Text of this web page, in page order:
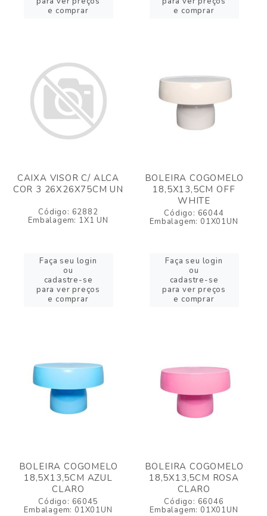
e comprar
e comprar
CAIXA VISOR C/ ALCA
COR 3 26X26X75CM UN
Código: 62882
Embalagem: 1X1 UN
Faça seu login
ou
cadastre-se
para ver preços
e comprar
BOLEIRA COGOMELO
18,5X13,5CM OFF
WHITE
Código: 66044
Embalagem: 01X01UN
Faça seu login
ou
cadastre-se
para ver preços
e comprar
BOLEIRA COGOMELO
18,5X13,5CM AZUL
CLARO
Código: 66045
Embalagem: 01X01UN
BOLEIRA COGOMELO
18,5X13,5CM ROSA
CLARO
Código: 66046
Embalagem: 01X01UN